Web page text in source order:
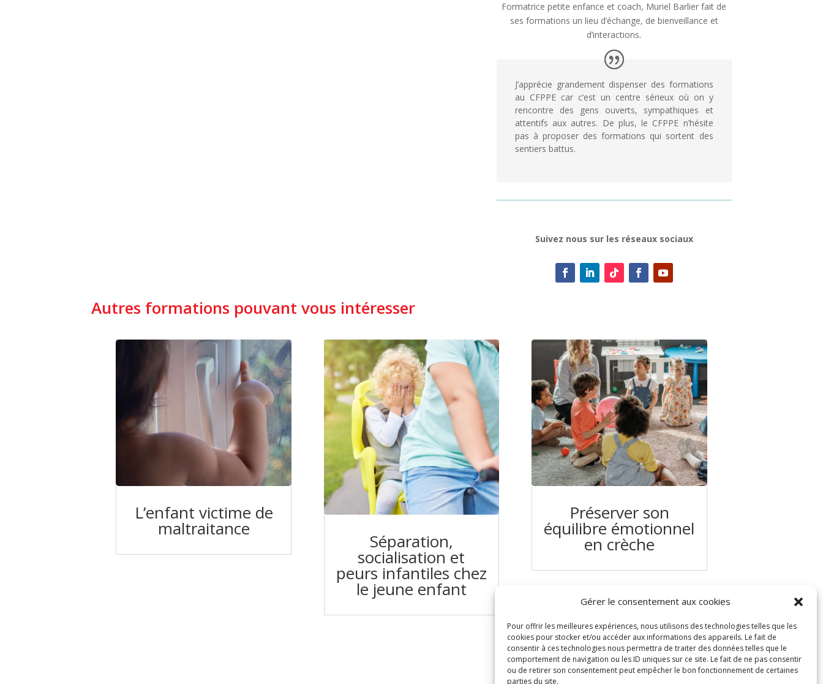
Gérer le consentement aux cookies
Pour offrir les meilleures expériences, nous utilisons des technologies telles que les
cookies pour stocker et/ou accéder aux informations des appareils. Le fait de
consentir à ces technologies nous permettra de traiter des données telles que le
comportement de navigation ou les ID uniques sur ce site. Le fait de ne pas consentir
ou de retirer son consentement peut empêcher le bon fonctionnement de certaines
parties du site.
Formatrice petite enfance et coach, Muriel Barlier fait de
ses formations un lieu d’échange, de bienveillance et
d’interactions.
J’apprécie grandement dispenser des formations
au CFPPE car c’est un centre sérieux où on y
rencontre des gens ouverts, sympathiques et
attentifs aux autres. De plus, le CFPPE n’hésite
pas à proposer des formations qui sortent des
sentiers battus.
Suivez nous sur les réseaux sociaux
Autres formations pouvant vous intéresser
L’enfant victime de
maltraitance
Séparation,
socialisation et
peurs infantiles chez
le jeune enfant
Préserver son
équilibre émotionnel
en crèche